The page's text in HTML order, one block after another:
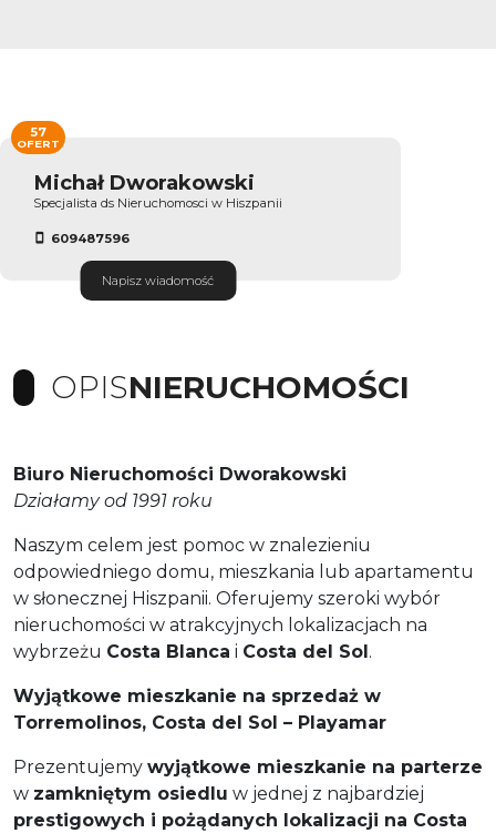
Michał Dworakowski
Specjalista ds Nieruchomosci w Hiszpanii
609487596
Napisz wiadomość
57
OFERT
OPISNIERUCHOMOŚCI
Biuro Nieruchomości Dworakowski
Działamy od 1991 roku
Naszym celem jest pomoc w znalezieniu
odpowiedniego domu, mieszkania lub apartamentu
w słonecznej Hiszpanii. Oferujemy szeroki wybór
nieruchomości w atrakcyjnych lokalizacjach na
wybrzeżu Costa Blanca i Costa del Sol.
Wyjątkowe mieszkanie na sprzedaż w
Torremolinos, Costa del Sol – Playamar
Prezentujemy wyjątkowe mieszkanie na parterze
w zamkniętym osiedlu w jednej z najbardziej
prestigowych i pożądanych lokalizacji na Costa